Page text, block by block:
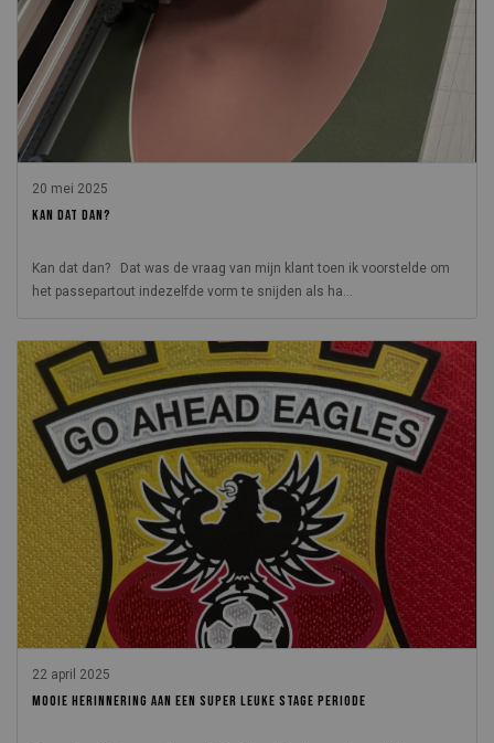
20 mei 2025
KAN DAT DAN?
Kan dat dan? Dat was de vraag van mijn klant toen ik voorstelde om
het passepartout indezelfde vorm te snijden als ha...
22 april 2025
MOOIE HERINNERING AAN EEN SUPER LEUKE STAGE PERIODE